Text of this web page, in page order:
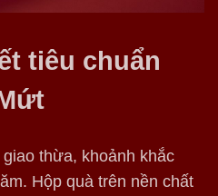
tiêu chuẩn
thừa, khoảnh khắc
Hộp quà trên nền chất